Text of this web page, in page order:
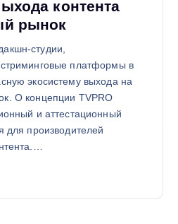
контента
рынок
студии,
платформы в
экосистему выхода на
О концепции TVPRO
и аттестационный
для производителей